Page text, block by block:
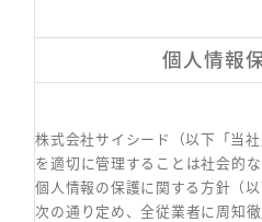
個人情報
株式会社サイシード（以下「当
を適切に管理することは社会的
個人情報の保護に関する方針（
次の通り定め、全従業者に周知